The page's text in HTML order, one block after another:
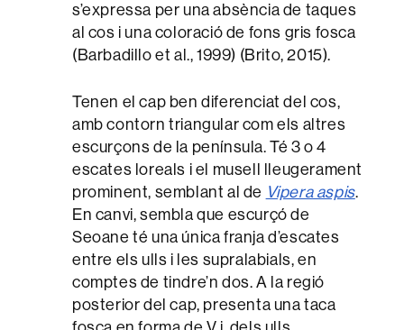
s’expressa per una absència de taques
al cos i una coloració de fons gris fosca
(Barbadillo et al., 1999) (Brito, 2015).
Tenen el cap ben diferenciat del cos,
amb contorn triangular com els altres
escurçons de la península. Té 3 o 4
escates loreals i el musell lleugerament
prominent, semblant al de Vipera aspis.
En canvi, sembla que escurçó de
Seoane té una única franja d’escates
entre els ulls i les supralabials, en
comptes de tindre’n dos. A la regió
posterior del cap, presenta una taca